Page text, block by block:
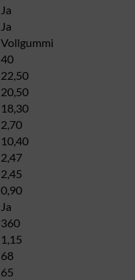
Ja
Ja
Vollgummi
40
22,50
20,50
18,30
2,70
10,40
2,47
2,45
0,90
Ja
360
1,15
68
65